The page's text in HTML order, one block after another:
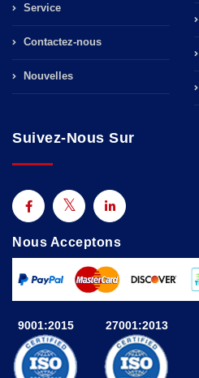
Service
Contactez-nous
Nouvelles
Suivez-Nous Sur
Nous Acceptons
9001:2015 27001:2013